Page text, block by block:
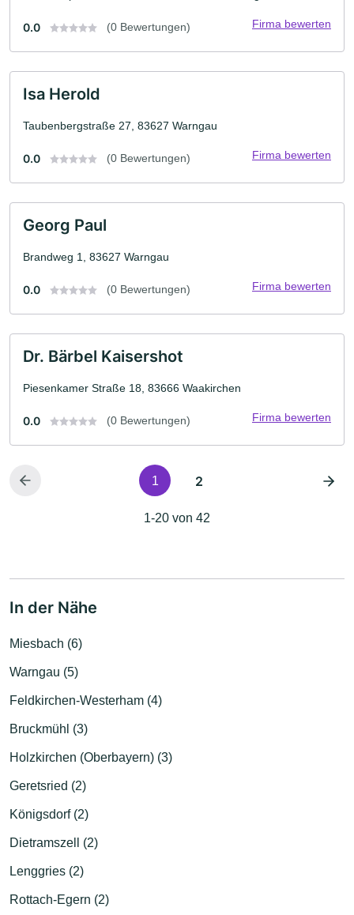
0.0 (0 Bewertungen) Firma bewerten
Isa Herold
Taubenbergstraße 27, 83627 Warngau
0.0 (0 Bewertungen) Firma bewerten
Georg Paul
Brandweg 1, 83627 Warngau
0.0 (0 Bewertungen) Firma bewerten
Dr. Bärbel Kaisershot
Piesenkamer Straße 18, 83666 Waakirchen
0.0 (0 Bewertungen) Firma bewerten
1 2
1-20 von 42
In der Nähe
Miesbach (6)
Warngau (5)
Feldkirchen-Westerham (4)
Bruckmühl (3)
Holzkirchen (Oberbayern) (3)
Geretsried (2)
Königsdorf (2)
Dietramszell (2)
Lenggries (2)
Rottach-Egern (2)